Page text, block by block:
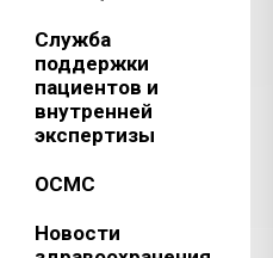
Служба
поддержки
пациентов и
внутренней
экспертизы
ОСМС
Новости